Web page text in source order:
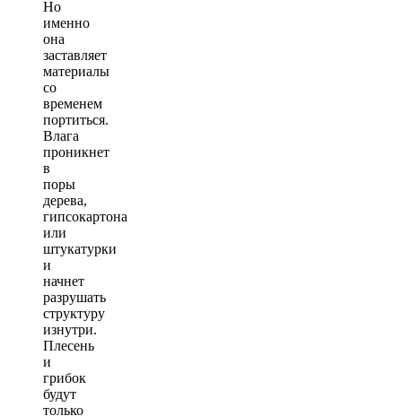
Но
именно
она
заставляет
материалы
со
временем
портиться.
Влага
проникнет
в
поры
дерева,
гипсокартона
или
штукатурки
и
начнет
разрушать
структуру
изнутри.
Плесень
и
грибок
будут
только